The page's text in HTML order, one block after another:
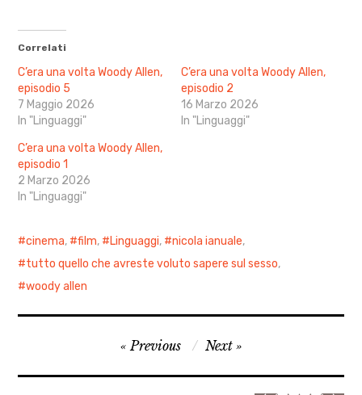
Correlati
C’era una volta Woody Allen,
episodio 5
7 Maggio 2026
In "Linguaggi"
C’era una volta Woody Allen,
episodio 2
16 Marzo 2026
In "Linguaggi"
C’era una volta Woody Allen,
episodio 1
2 Marzo 2026
In "Linguaggi"
cinema, film, Linguaggi, nicola ianuale,
tutto quello che avreste voluto sapere sul sesso,
woody allen
Navigazione
articoli
Previous Next